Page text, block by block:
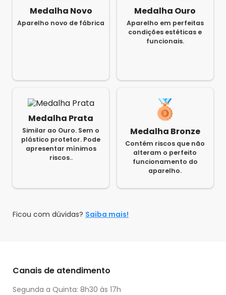
Medalha Novo
Aparelho novo de fábrica
Medalha Ouro
Aparelho em perfeitas
condições estéticas e
funcionais.
Medalha Prata
Similar ao Ouro. Sem o
plástico protetor. Pode
apresentar mínimos
riscos..
Medalha Bronze
Contém riscos que não
alteram o perfeito
funcionamento do
aparelho.
Ficou com dúvidas? Saiba mais!
Canais de atendimento
Segunda a Quinta: 8h30 às 17h